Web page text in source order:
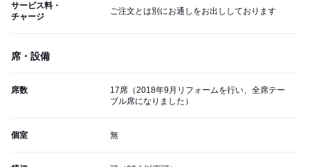
サービス料・
チャージ
ご注文とは別にお通しをお出ししております
席・設備
席数
17席（2018年9月リフォームを行い、全席テー
ブル席になりました）
個室 無